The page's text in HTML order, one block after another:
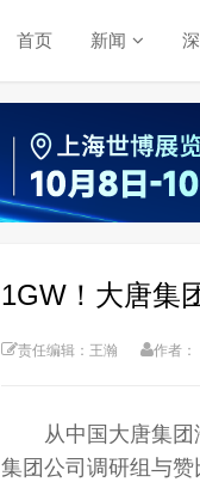
首页 新闻
1GW！大唐集
责任编辑：王瀚 作者：
从中国大唐集
集团公司调研组与